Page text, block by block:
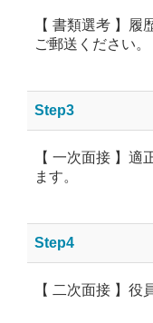
【 書類選考 】
ご郵送ください。
Step3
【 一次面接 】
ます。
Step4
【 二次面接 】役